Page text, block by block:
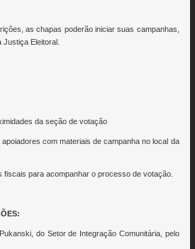
as chapas poderão iniciar suas campanhas,
Eleitoral.
da seção de votação
com materiais de campanha no local da
fiscais para acompanhar o processo de votação.
do Setor de Integração Comunitária, pelo